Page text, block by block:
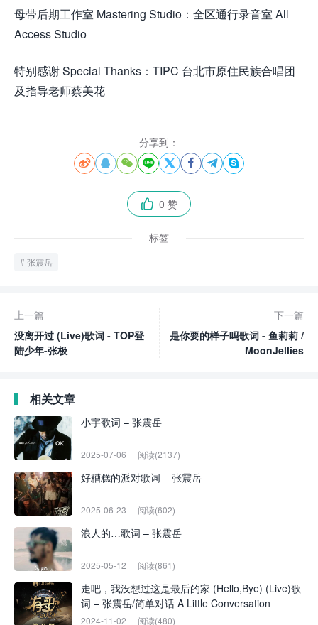
母带后期工作室 Mastering Studio：全区通行录音室 All
Access Studio
特别感谢 Special Thanks：TIPC 台北市原住民族合唱团
及指导老师蔡美花
分享到：
       
 0 赞
标签
张震岳
上一篇
没离开过 (Live)歌词 - TOP登
陆少年-张极
下一篇
是你要的样子吗歌词 - 鱼莉莉 /
MoonJellies
相关文章
小宇歌词 – 张震岳
2025-07-06 阅读(2137)
好糟糕的派对歌词 – 张震岳
2025-06-23 阅读(602)
浪人的…歌词 – 张震岳
2025-05-12 阅读(861)
走吧，我没想过这是最后的家 (Hello,Bye) (Live)歌
词 – 张震岳/简单对话 A Little Conversation
2024-11-02 阅读(480)